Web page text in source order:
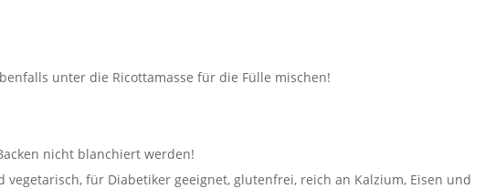
unter die Ricottamasse für die Fülle mischen!
nicht blanchiert werden!
für Diabetiker geeignet, glutenfrei, reich an Kalzium, Eisen und